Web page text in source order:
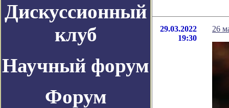
Дискуссионный
клуб
Научный форум
Форум
29.03.2022
19:30
26